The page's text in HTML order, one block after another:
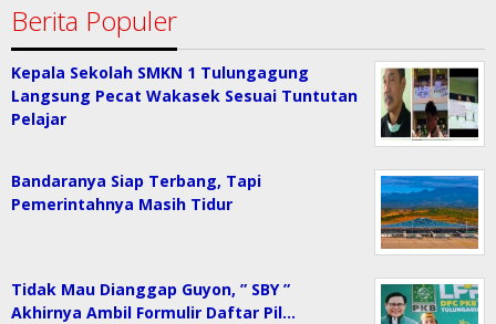
Berita Populer
Kepala Sekolah SMKN 1 Tulungagung
Langsung Pecat Wakasek Sesuai Tuntutan
Pelajar
Bandaranya Siap Terbang, Tapi
Pemerintahnya Masih Tidur
Tidak Mau Dianggap Guyon, ” SBY ”
Akhirnya Ambil Formulir Daftar Pil…